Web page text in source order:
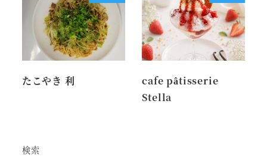
たこやき 利
cafe pâtisserie
Stella
検索